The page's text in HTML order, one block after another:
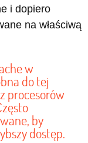
i dopiero
na właściwą
w
do tej
procesorów
by
dostęp.